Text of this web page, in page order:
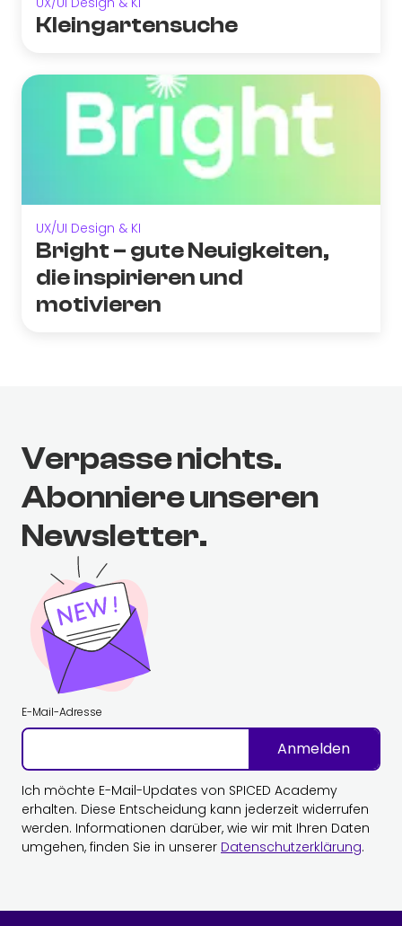
Kleingartensuche
UX/UI Design & KI
Bright – gute Neuigkeiten,
die inspirieren und
motivieren
Verpasse nichts.
Abonniere unseren
Newsletter.
E-Mail-Adresse
Anmelden
Ich möchte E-Mail-Updates von SPICED Academy
erhalten. Diese Entscheidung kann jederzeit widerrufen
werden. Informationen darüber, wie wir mit Ihren Daten
umgehen, finden Sie in unserer Datenschutzerklärung.